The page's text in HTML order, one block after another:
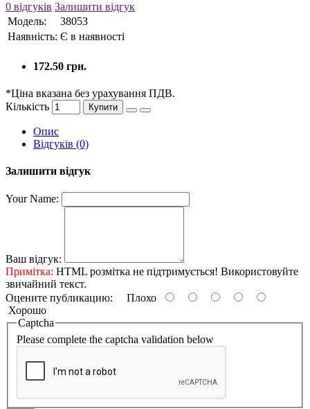
0 відгуків Залишити відгук
Модель:
38053
Наявність: Є в наявності
172.50 грн.
*Ціна вказана без урахування ПДВ.
Кількість
Купити
Опис
Відгуків (0)
Залишити відгук
Your Name:
Ваш відгук:
Примітка: HTML розмітка не підтримується! Використовуйте
звичайний текст.
Оцените публикацию:
Плохо
Хорошо
Captcha
Please complete the captcha validation below